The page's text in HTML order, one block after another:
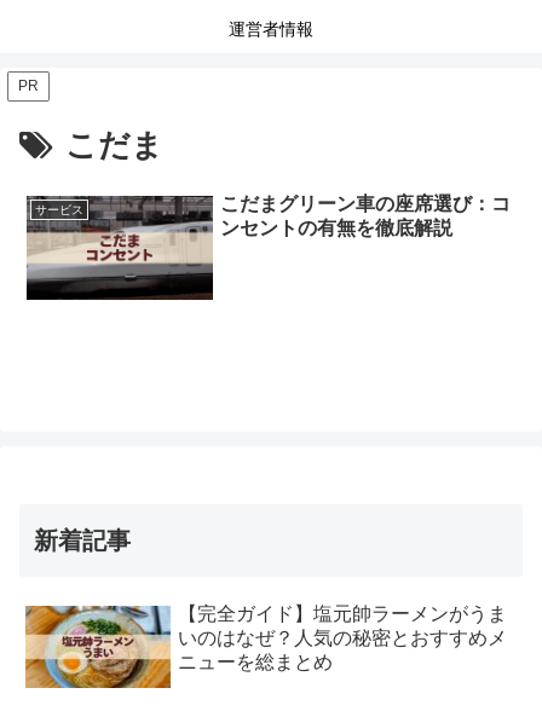
運営者情報
PR
こだま
サービス
こだまグリーン車の座席選び：コ
ンセントの有無を徹底解説
新着記事
【完全ガイド】塩元帥ラーメンがうま
いのはなぜ？人気の秘密とおすすめメ
ニューを総まとめ